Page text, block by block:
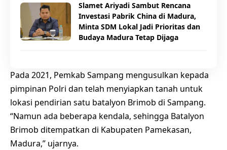
Slamet Ariyadi Sambut Rencana
Investasi Pabrik China di Madura,
Minta SDM Lokal Jadi Prioritas dan
Budaya Madura Tetap Dijaga
Pada 2021, Pemkab Sampang mengusulkan kepada
pimpinan Polri dan telah menyiapkan tanah untuk
lokasi pendirian satu batalyon Brimob di Sampang.
“Namun ada beberapa kendala, sehingga Batalyon
Brimob ditempatkan di Kabupaten Pamekasan,
Madura,” ujarnya.